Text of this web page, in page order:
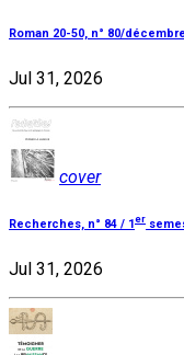
Roman 20-50, n° 80/
Jul 31, 2026
cover
Recherches, n° 84 / 1 er
Jul 31, 2026